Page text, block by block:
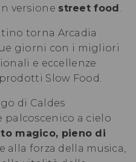
versione street food .
torna Arcadia
giorni con i migliori
e eccellenze
Slow Food.
di Caldes
a cielo
magico, pieno di
alla forza della musica,